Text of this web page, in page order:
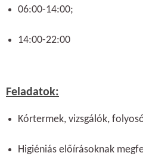
06:00-14:00;
14:00-22:00
Feladatok:
Kórtermek, vizsgálók,
Higiéniás előírásoknak